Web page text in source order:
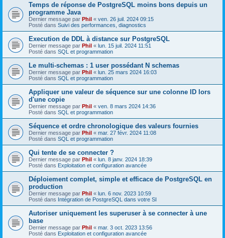
Temps de réponse de PostgreSQL moins bons depuis un
programme Java
Dernier message par Phil « ven. 26 juil. 2024 09:15
Posté dans Suivi des performances, diagnostics
Execution de DDL à distance sur PostgreSQL
Dernier message par Phil « lun. 15 juil. 2024 11:51
Posté dans SQL et programmation
Le multi-schemas : 1 user possédant N schemas
Dernier message par Phil « lun. 25 mars 2024 16:03
Posté dans SQL et programmation
Appliquer une valeur de séquence sur une colonne ID lors
d'une copie
Dernier message par Phil « ven. 8 mars 2024 14:36
Posté dans SQL et programmation
Séquence et ordre chronologique des valeurs fournies
Dernier message par Phil « mar. 27 févr. 2024 11:08
Posté dans SQL et programmation
Qui tente de se connecter ?
Dernier message par Phil « lun. 8 janv. 2024 18:39
Posté dans Exploitation et configuration avancée
Déploiement complet, simple et efficace de PostgreSQL en
production
Dernier message par Phil « lun. 6 nov. 2023 10:59
Posté dans Intégration de PostgreSQL dans votre SI
Autoriser uniquement les superuser à se connecter à une
base
Dernier message par Phil « mar. 3 oct. 2023 13:56
Posté dans Exploitation et configuration avancée